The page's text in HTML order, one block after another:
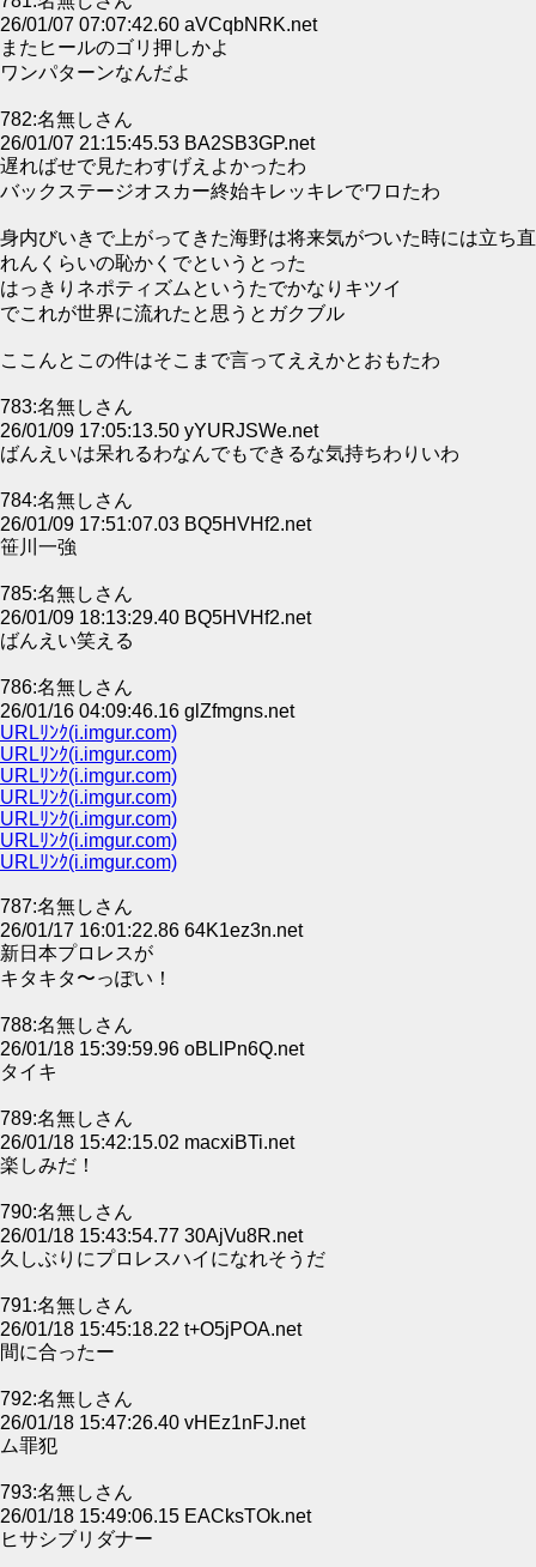
26/01/07 07:07:42.60 aVCqbNRK.net
またヒールのゴリ押しかよ
ワンパターンなんだよ
782:名無しさん
26/01/07 21:15:45.53 BA2SB3GP.net
遅ればせで見たわすげえよかったわ
バックステージオスカー終始キレッキレでワロたわ
身内びいきで上がってきた海野は将来気がついた時には立ち直
れんくらいの恥かくでというとった
はっきりネポティズムというたでかなりキツイ
でこれが世界に流れたと思うとガクブル
ここんとこの件はそこまで言ってええかとおもたわ
783:名無しさん
26/01/09 17:05:13.50 yYURJSWe.net
ばんえいは呆れるわなんでもできるな気持ちわりいわ
784:名無しさん
26/01/09 17:51:07.03 BQ5HVHf2.net
笹川一強
785:名無しさん
26/01/09 18:13:29.40 BQ5HVHf2.net
ばんえい笑える
786:名無しさん
26/01/16 04:09:46.16 glZfmgns.net
URLﾘﾝｸ(i.imgur.com)
URLﾘﾝｸ(i.imgur.com)
URLﾘﾝｸ(i.imgur.com)
URLﾘﾝｸ(i.imgur.com)
URLﾘﾝｸ(i.imgur.com)
URLﾘﾝｸ(i.imgur.com)
URLﾘﾝｸ(i.imgur.com)
787:名無しさん
26/01/17 16:01:22.86 64K1ez3n.net
新日本プロレスが
キタキタ〜っぽい！
788:名無しさん
26/01/18 15:39:59.96 oBLlPn6Q.net
タイキ
789:名無しさん
26/01/18 15:42:15.02 macxiBTi.net
楽しみだ！
790:名無しさん
26/01/18 15:43:54.77 30AjVu8R.net
久しぶりにプロレスハイになれそうだ
791:名無しさん
26/01/18 15:45:18.22 t+O5jPOA.net
間に合ったー
792:名無しさん
26/01/18 15:47:26.40 vHEz1nFJ.net
ム罪犯
793:名無しさん
26/01/18 15:49:06.15 EACksTOk.net
ヒサシブリダナー